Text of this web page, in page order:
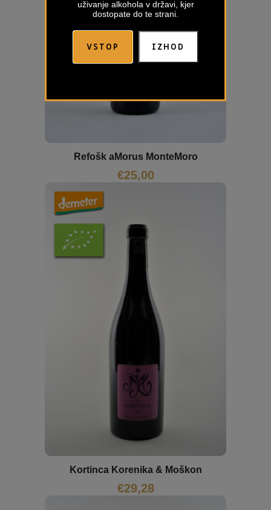
uživanje alkohola v državi, kjer
dostopate do te strani.
VSTOP IZHOD
Refošk aMorus MonteMoro
€25,00
Kortinca Korenika & Moškon
€29,28